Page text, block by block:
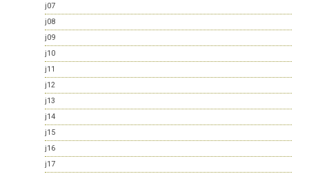
j07
j08
j09
j10
j11
j12
j13
j14
j15
j16
j17